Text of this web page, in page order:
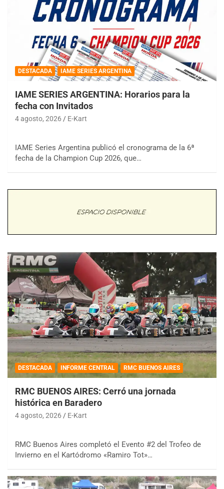
DESTACADA IAME SERIES ARGENTINA
IAME SERIES ARGENTINA: Horarios para la
fecha con Invitados
4 agosto, 2026 E-Kart
IAME Series Argentina publicó el cronograma de la 6ª
fecha de la Champion Cup 2026, que…
DESTACADA INFORME CENTRAL RMC BUENOS AIRES
RMC BUENOS AIRES: Cerró una jornada
histórica en Baradero
4 agosto, 2026 E-Kart
RMC Buenos Aires completó el Evento #2 del Trofeo de
Invierno en el Kartódromo «Ramiro Tot»…